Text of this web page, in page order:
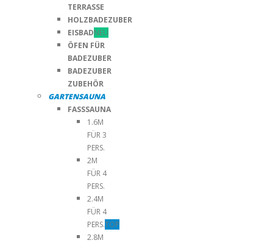
TERRASSE
HOLZBADEZUBER
EISBADNEU
ÖFEN FÜR
BADEZUBER
BADEZUBER
ZUBEHÖR
GARTENSAUNA
FASSSAUNA
1.6M
FÜR 3
PERS.
2M
FÜR 4
PERS.
2.4M
FÜR 4
PERS.TOP
2.8M